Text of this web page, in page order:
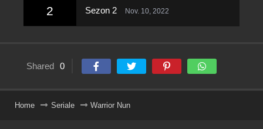
2 Sezon 2 Nov. 10, 2022
Shared 0
Home Seriale Warrior Nun